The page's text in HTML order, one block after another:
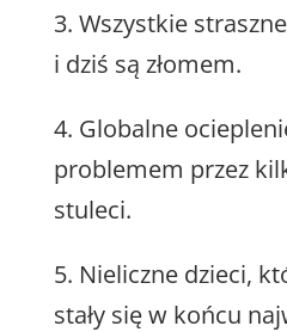
3. Wszystkie
i dziś są złomem.
4. Globalne
problemem przez
stuleci.
5. Nieliczne dzieci,
stały się w końcu